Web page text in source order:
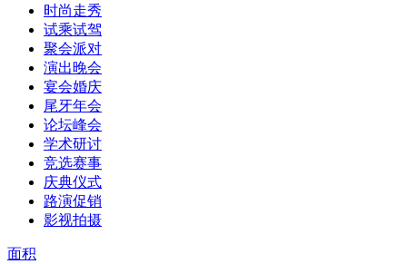
时尚走秀
试乘试驾
聚会派对
演出晚会
宴会婚庆
尾牙年会
论坛峰会
学术研讨
竞选赛事
庆典仪式
路演促销
影视拍摄
面积